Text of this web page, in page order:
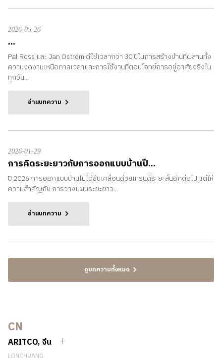
2026-05-26
...
Pal Ross และ Jan Oström ด้ใช้เวลากว่า 30 ปีในการสร้างบ้านที่ผสานทั้ง
ความงดงามเหนือกาลเวลาและการใช้งานที่ตอบโจทย์การอยู่อาศัยจริงใน
ทุกวัน...
อ่านบทความ
2026-01-29
การคิดระยะยาวกับการออกแบบบ้านปี...
ปี 2026 การออกแบบบ้านไม่ได้ขับเคลื่อนด้วยเทรนด์ระยะสั้นอีกต่อไป แต่ให้
ความสำคัญกับ การวางแผนระยะยาว...
อ่านบทความ
ดูบทความทั้งหมด
CN
ARITCO, จีน
LONCHUANG